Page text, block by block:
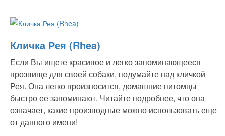
Кличка Рея (Rhea)
Если Вы ищете красивое и легко запоминающееся
прозвище для своей собаки, подумайте над кличкой
Рея. Она легко произносится, домашние питомцы
быстро ее запоминают. Читайте подробнее, что она
означает, какие производные можно использовать еще
от данного имени!